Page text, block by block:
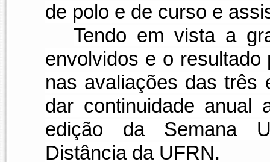
de polo e de curso e
Tendo em vista a
envolvidos e o
nas avaliações das três
dar continuidade anual
edição da Semana
Distância da UFRN.